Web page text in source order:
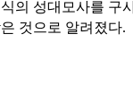
의 성대모사를 구
것으로 알려졌다.